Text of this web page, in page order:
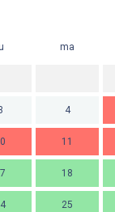
ma
4
11
18
25